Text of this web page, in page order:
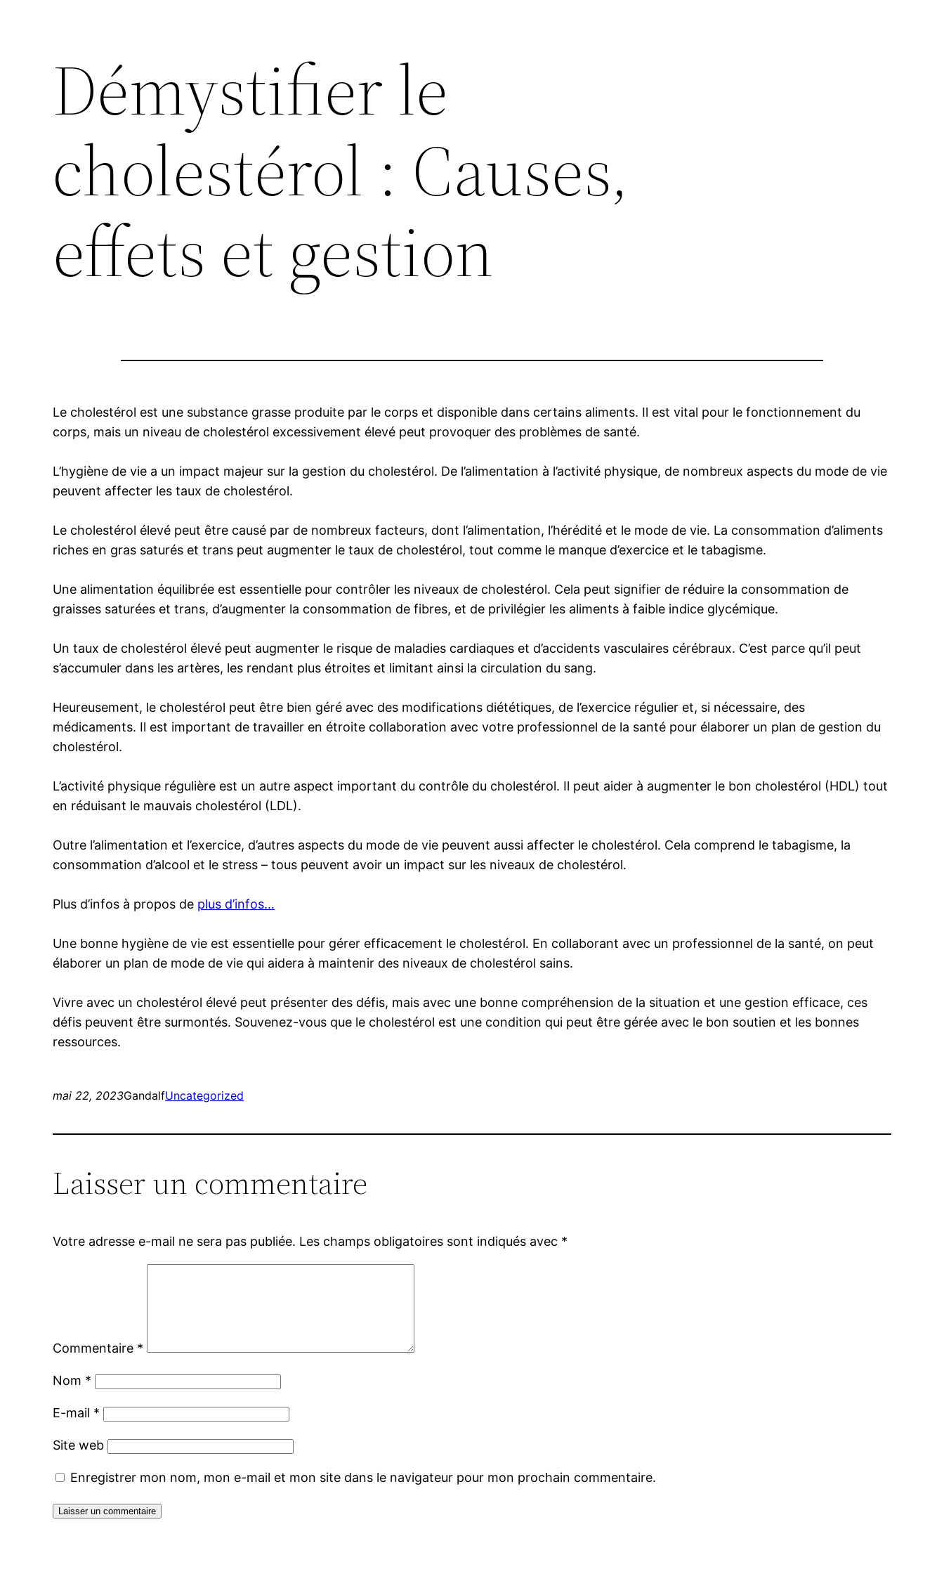
Démystifier le
cholestérol : Causes,
effets et gestion
Le cholestérol est une substance grasse produite par le corps et disponible dans certains aliments. Il est vital pour le fonctionnement du
corps, mais un niveau de cholestérol excessivement élevé peut provoquer des problèmes de santé.
L’hygiène de vie a un impact majeur sur la gestion du cholestérol. De l’alimentation à l’activité physique, de nombreux aspects du mode de vie
peuvent affecter les taux de cholestérol.
Le cholestérol élevé peut être causé par de nombreux facteurs, dont l’alimentation, l’hérédité et le mode de vie. La consommation d’aliments
riches en gras saturés et trans peut augmenter le taux de cholestérol, tout comme le manque d’exercice et le tabagisme.
Une alimentation équilibrée est essentielle pour contrôler les niveaux de cholestérol. Cela peut signifier de réduire la consommation de
graisses saturées et trans, d’augmenter la consommation de fibres, et de privilégier les aliments à faible indice glycémique.
Un taux de cholestérol élevé peut augmenter le risque de maladies cardiaques et d’accidents vasculaires cérébraux. C’est parce qu’il peut
s’accumuler dans les artères, les rendant plus étroites et limitant ainsi la circulation du sang.
Heureusement, le cholestérol peut être bien géré avec des modifications diététiques, de l’exercice régulier et, si nécessaire, des
médicaments. Il est important de travailler en étroite collaboration avec votre professionnel de la santé pour élaborer un plan de gestion du
cholestérol.
L’activité physique régulière est un autre aspect important du contrôle du cholestérol. Il peut aider à augmenter le bon cholestérol (HDL) tout
en réduisant le mauvais cholestérol (LDL).
Outre l’alimentation et l’exercice, d’autres aspects du mode de vie peuvent aussi affecter le cholestérol. Cela comprend le tabagisme, la
consommation d’alcool et le stress – tous peuvent avoir un impact sur les niveaux de cholestérol.
Plus d’infos à propos de plus d’infos…
Une bonne hygiène de vie est essentielle pour gérer efficacement le cholestérol. En collaborant avec un professionnel de la santé, on peut
élaborer un plan de mode de vie qui aidera à maintenir des niveaux de cholestérol sains.
Vivre avec un cholestérol élevé peut présenter des défis, mais avec une bonne compréhension de la situation et une gestion efficace, ces
défis peuvent être surmontés. Souvenez-vous que le cholestérol est une condition qui peut être gérée avec le bon soutien et les bonnes
ressources.
mai 22, 2023GandalfUncategorized
Laisser un commentaire
Votre adresse e-mail ne sera pas publiée. Les champs obligatoires sont indiqués avec *
Commentaire *
Nom *
E-mail *
Site web
Enregistrer mon nom, mon e-mail et mon site dans le navigateur pour mon prochain commentaire.